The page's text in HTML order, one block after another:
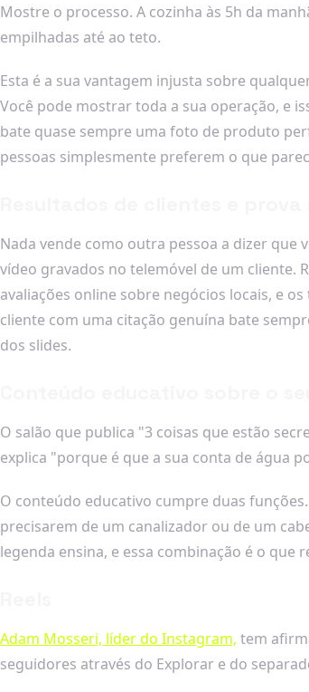
Mostre o processo. A cozinha às 5h da
empilhadas até ao teto.
Esta é a sua vantagem injusta sobre
Você pode mostrar toda a sua operação, e
bate quase sempre uma foto de produto
pessoas simplesmente preferem o que
Nada vende como outra pessoa a dizer que
vídeo gravados no telemóvel de um cliente.
avaliações online sobre negócios locais, e
cliente com uma citação genuína bate
dos slides.
O salão que publica "3 coisas que estão
explica "porque é que a sua conta de água
O conteúdo educativo cumpre duas
precisarem de um canalizador ou de um
legenda ensina, e essa combinação é o
Adam Mosseri, líder do Instagram, tem
seguidores através do Explorar e do